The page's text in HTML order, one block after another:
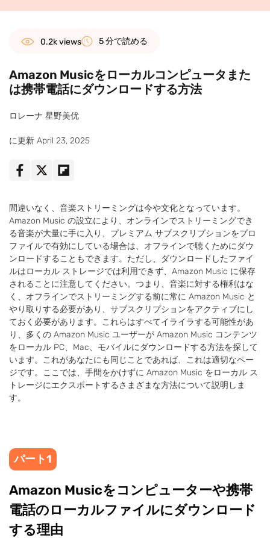
0.2k views 5 分で読める
Amazon Musicをローカルコンピュータまた
は携帯電話にダウンロードする方法
ロレーナ 星野美优
に更新 April 23, 2025
間違いなく、音楽ストリーミングは今や文化となっています。
Amazon Music の設立により、オンラインでストリーミングでき
る音楽が大量に手に入り、プレミアム サブスクリプションをプロ
ファイルで有効にしている場合は、オフラインで聴くためにダウ
ンロードすることもできます。ただし、ダウンロードしたファイ
ルはローカル ストレージでは利用できず、Amazon Music に保存
されることに注意してください。つまり、音楽に対する権利はな
く、オフラインでストリーミングする前に常に Amazon Music と
やり取りする必要があり、サブスクリプションをアクティブにし
ておく必要があります。これらはすべてイライラする可能性があ
り、多くの Amazon Music ユーザーが Amazon Music コンテンツ
をローカル PC、Mac、モバイルにダウンロードする方法を探して
います。これがあなたにも同じことであれば、これは適切なペー
ジです。ここでは、手間をかけずに Amazon Music をローカル ス
トレージにエクスポートするさまざまな方法について説明しま
す。
パート1
Amazon Musicをコンピューターや携帯
電話のローカルファイルにダウンロード
する理由